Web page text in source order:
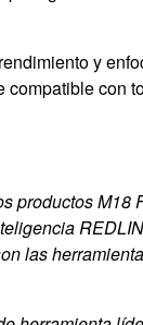
y
con
productos
las